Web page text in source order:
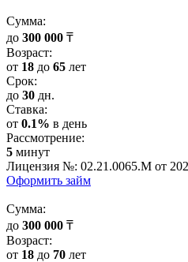
Cумма:
до 300 000 ₸
Возраст:
от 18 до 65 лет
Срок:
до 30 дн.
Cтавка:
от 0.1% в день
Рассмотрение:
5 минут
Лицензия №: 02.21.0065.M от
Оформить займ
Cумма:
до 300 000 ₸
Возраст:
от 18 до 70 лет